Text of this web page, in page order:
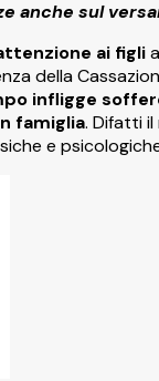
anche sul
ai figli
della
infligge
famiglia. Difatti
e